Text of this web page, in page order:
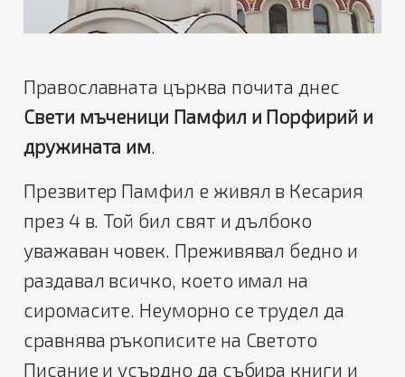
Православната църква почита днес
Свети мъченици Памфил и Порфирий и
дружината им.
Презвитер Памфил е живял в Кесария
през 4 в. Той бил свят и дълбоко
уважаван човек. Преживявал бедно и
раздавал всичко, което имал на
сиромасите. Неуморно се трудел да
сравнява ръкописите на Светото
Писание и усърдно да събира книги и